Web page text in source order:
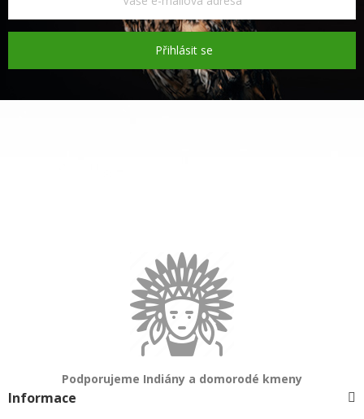
Přihlásit se
Podporujeme Indiány a domorodé kmeny
Informace